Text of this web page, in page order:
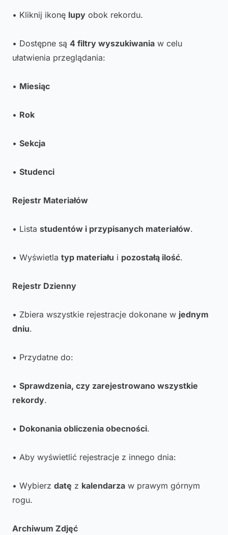
• Kliknij ikonę lupy obok rekordu.
• Dostępne są 4 filtry wyszukiwania w celu
ułatwienia przeglądania:
• Miesiąc
• Rok
• Sekcja
• Studenci
Rejestr Materiałów
• Lista studentów i przypisanych materiałów.
• Wyświetla typ materiału i pozostałą ilość.
Rejestr Dzienny
• Zbiera wszystkie rejestracje dokonane w jednym
dniu.
• Przydatne do:
• Sprawdzenia, czy zarejestrowano wszystkie
rekordy.
• Dokonania obliczenia obecności.
• Aby wyświetlić rejestracje z innego dnia:
• Wybierz datę z kalendarza w prawym górnym
rogu.
Archiwum Zdjęć